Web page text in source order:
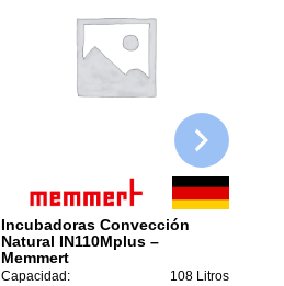
Incubadoras Convección
Natural IN110Mplus –
Memmert
Capacidad:
108 Litros